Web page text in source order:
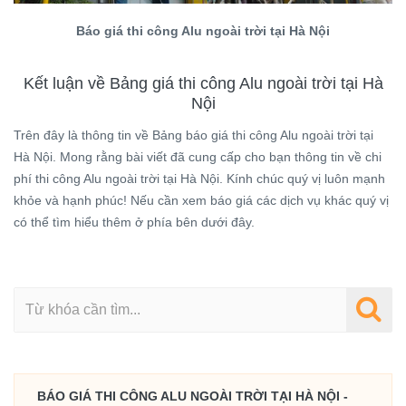
Báo giá thi công Alu ngoài trời tại Hà Nội
Kết luận về Bảng giá thi công Alu ngoài trời tại Hà
Nội
Trên đây là thông tin về Bảng báo giá thi công Alu ngoài trời tại
Hà Nội. Mong rằng bài viết đã cung cấp cho bạn thông tin về chi
phí thi công Alu ngoài trời tại Hà Nội. Kính chúc quý vị luôn mạnh
khỏe và hạnh phúc! Nếu cần xem báo giá các dịch vụ khác quý vị
có thể tìm hiểu thêm ở phía bên dưới đây.
BÁO GIÁ THI CÔNG ALU NGOÀI TRỜI TẠI HÀ NỘI -